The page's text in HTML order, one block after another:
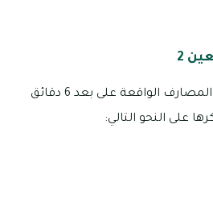
2
تنتشر الكثير من البنوك والمصارف الواقعة على بعد 6 دقائق
على النحو التالي: